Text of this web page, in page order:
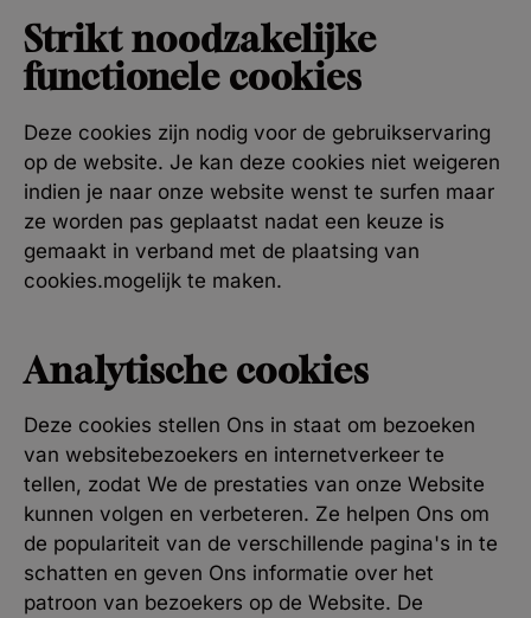
Strikt noodzakelijke
functionele cookies
Deze cookies zijn nodig voor de gebruikservaring
op de website. Je kan deze cookies niet weigeren
indien je naar onze website wenst te surfen maar
ze worden pas geplaatst nadat een keuze is
gemaakt in verband met de plaatsing van
cookies.mogelijk te maken.
Analytische cookies
Deze cookies stellen Ons in staat om bezoeken
van websitebezoekers en internetverkeer te
tellen, zodat We de prestaties van onze Website
kunnen volgen en verbeteren. Ze helpen Ons om
de populariteit van de verschillende pagina's in te
schatten en geven Ons informatie over het
patroon van bezoekers op de Website. De